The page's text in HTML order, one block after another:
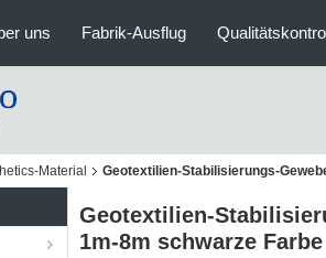
uns Fabrik-Ausflug
Material Geotextilien-Stabilisierungs-
Geotextilien-
1m-8m schwarze Farbe